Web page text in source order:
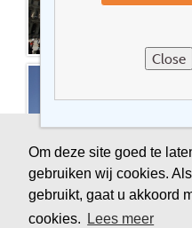
Om deze site goed te
gebruiken wij cookies.
gebruikt, gaat u akkoord
cookies.
Lees meer
Close